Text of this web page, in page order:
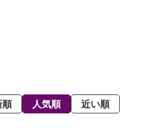
順 人気順 近い順